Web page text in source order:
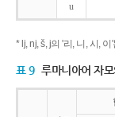
u
* lj, nj, š, j의 '리, 니, 시,
표 9 루마니아어 자